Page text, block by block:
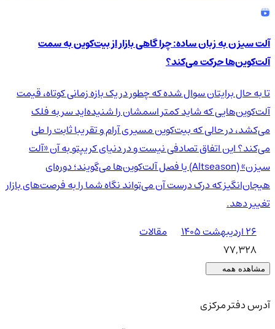
آلت سیزن به زبان ساده: چرا گاهی بازار از بیت‌کوین به سمت
آلت‌کوین‌ها حرکت می‌کند؟
تا به حال برایتان سوال شده که چطور در یک بازه زمانی کوتاه، قیمت
آلت‌کوین‌هایی که شاید کمتر اسمشان را شنیده‌اید سر به فلک
می‌کشد، در حالی که بیت‌کوین مسیری آرام و تقریبا ثابت را طی
می‌کند؟ این اتفاق تصادفی نیست و در دنیای کریپتو به آن «آلت
سیزن» (Altseason) یا فصل آلت‌کوین‌ها می‌گویند؛ دوره‌ای
هیجان‌انگیز که درک درست آن می‌تواند نگاه شما را به فرصت‌های بازار
تغییر دهد.
۲۶ اردیبهشت ۱۴۰۵
مقالات
77,328
مشاهده همه
آدرس دفتر مرکزی